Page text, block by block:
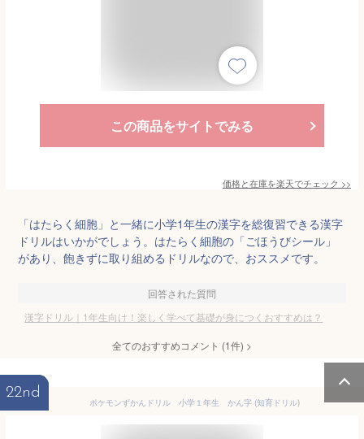
この商品をサイトでみる
価格と在庫を楽天でチェック >>
「はたらく細胞」と一緒に小学1年生の漢字を総復習できる漢字
ドリルはいかがでしょう。はたらく細胞の「ごほうびシール」
があり、飽きずに取り組めるドリルなので、おススメです。
回答された質問
漢字ドリル｜1年生向け！楽しく学べて基礎が身につくおすすめは？
全てのおすすめコメント (1件) >
22nd
ポケモンずかんドリル 小学１年生 かん字 (知育ドリル)